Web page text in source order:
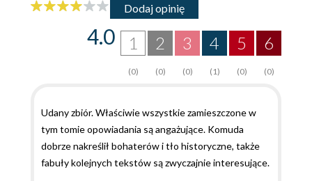
Dodaj opinię
6
(0)
5
(0)
4
(1)
3
(0)
2
(0)
1
(0)
4.0
Udany zbiór. Właściwie wszystkie zamieszczone w
tym tomie opowiadania są angażujące. Komuda
dobrze nakreślił bohaterów i tło historyczne, także
fabuły kolejnych tekstów są zwyczajnie interesujące.